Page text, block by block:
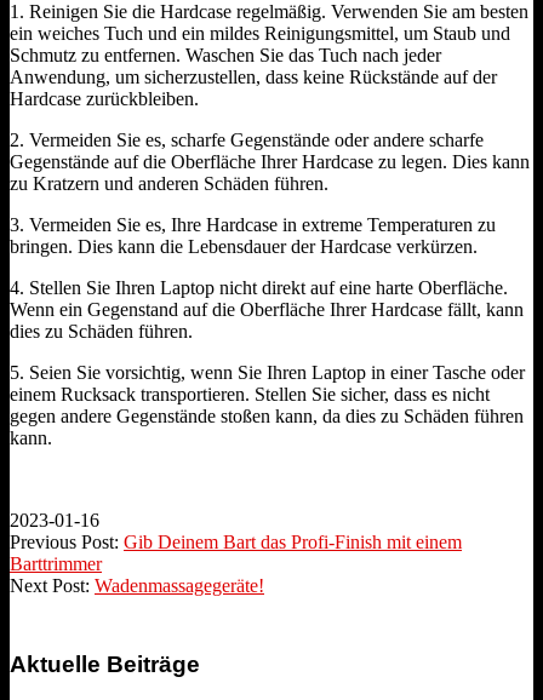
1. Reinigen Sie die Hardcase regelmäßig. Verwenden Sie am besten
ein weiches Tuch und ein mildes Reinigungsmittel, um Staub und
Schmutz zu entfernen. Waschen Sie das Tuch nach jeder
Anwendung, um sicherzustellen, dass keine Rückstände auf der
Hardcase zurückbleiben.
2. Vermeiden Sie es, scharfe Gegenstände oder andere scharfe
Gegenstände auf die Oberfläche Ihrer Hardcase zu legen. Dies kann
zu Kratzern und anderen Schäden führen.
3. Vermeiden Sie es, Ihre Hardcase in extreme Temperaturen zu
bringen. Dies kann die Lebensdauer der Hardcase verkürzen.
4. Stellen Sie Ihren Laptop nicht direkt auf eine harte Oberfläche.
Wenn ein Gegenstand auf die Oberfläche Ihrer Hardcase fällt, kann
dies zu Schäden führen.
5. Seien Sie vorsichtig, wenn Sie Ihren Laptop in einer Tasche oder
einem Rucksack transportieren. Stellen Sie sicher, dass es nicht
gegen andere Gegenstände stoßen kann, da dies zu Schäden führen
kann.
2023-01-16
Previous Post: Gib Deinem Bart das Profi-Finish mit einem
Barttrimmer
Next Post: Wadenmassagegeräte!
Aktuelle Beiträge